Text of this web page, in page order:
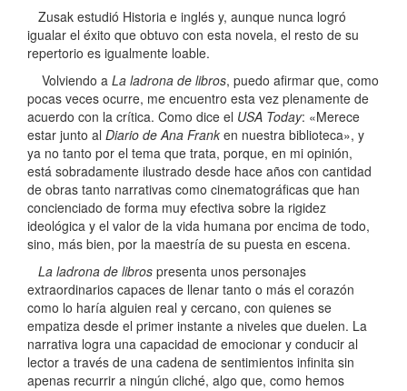
Zusak estudió Historia e inglés y, aunque nunca logró
igualar el éxito que obtuvo con esta novela, el resto de su
repertorio es igualmente loable.
Volviendo a La ladrona de libros, puedo afirmar que, como
pocas veces ocurre, me encuentro esta vez plenamente de
acuerdo con la crítica. Como dice el USA Today: «Merece
estar junto al Diario de Ana Frank en nuestra biblioteca», y
ya no tanto por el tema que trata, porque, en mi opinión,
está sobradamente ilustrado desde hace años con cantidad
de obras tanto narrativas como cinematográficas que han
concienciado de forma muy efectiva sobre la rigidez
ideológica y el valor de la vida humana por encima de todo,
sino, más bien, por la maestría de su puesta en escena.
La ladrona de libros presenta unos personajes
extraordinarios capaces de llenar tanto o más el corazón
como lo haría alguien real y cercano, con quienes se
empatiza desde el primer instante a niveles que duelen. La
narrativa logra una capacidad de emocionar y conducir al
lector a través de una cadena de sentimientos infinita sin
apenas recurrir a ningún cliché, algo que, como hemos